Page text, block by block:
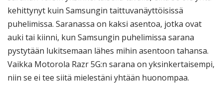
kehittynyt kuin Samsungin taittuvanäyttöisissä
puhelimissa. Saranassa on kaksi asentoa, jotka ovat
auki tai kiinni, kun Samsungin puhelimissa sarana
pystytään lukitsemaan lähes mihin asentoon tahansa.
Vaikka Motorola Razr 5G:n sarana on yksinkertaisempi,
niin se ei tee siitä mielestäni yhtään huonompaa.